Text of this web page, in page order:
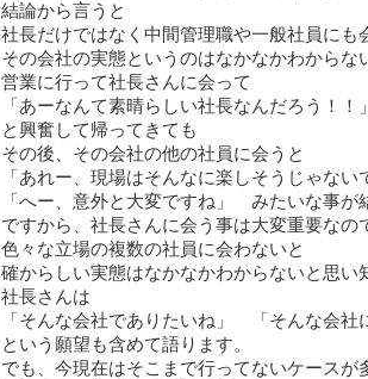
結論から言うと
社長だけではなく中間管理職や一般社員にも
その会社の実態というのはなかなかわからな
営業に行って社長さんに会って
「あーなんて素晴らしい社長なんだろう！！
と興奮して帰ってきても
その後、その会社の他の社員に会うと
「あれー、現場はそんなに楽しそうじゃな
「へー、意外と大変ですね」 みたいな事が
ですから、社長さんに会う事は大変重要なの
色々な立場の複数の社員に会わないと
確からしい実態はなかなかわからないと思い
社長さんは
「そんな会社でありたいね」 「そんな会社
という願望も含めて語ります。
でも、今現在はそこまで行ってないケースが